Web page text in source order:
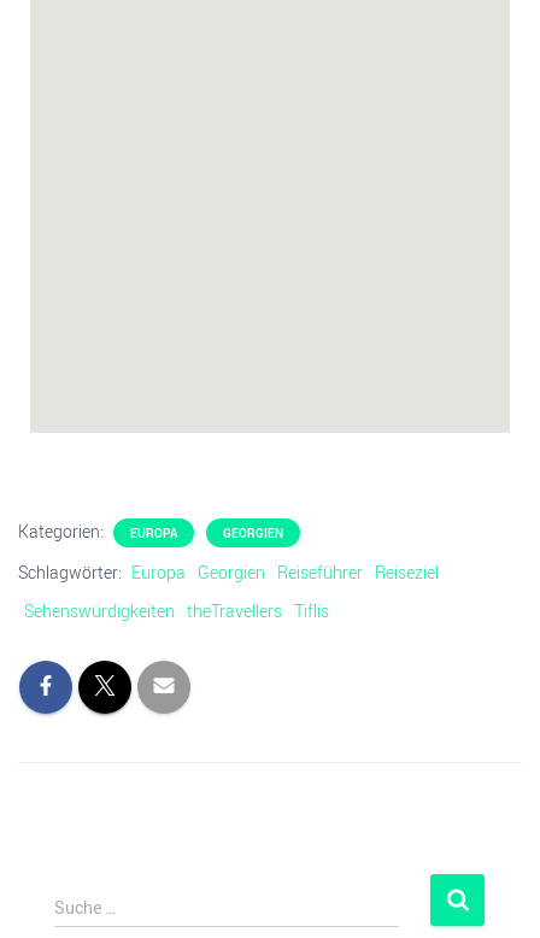
Kategorien: EUROPA GEORGIEN
Schlagwörter: Europa Georgien Reiseführer Reiseziel
Sehenswürdigkeiten theTravellers Tiflis
Suche …